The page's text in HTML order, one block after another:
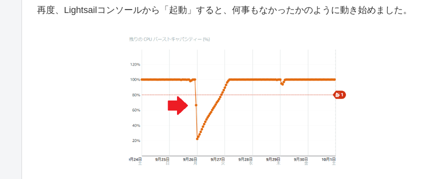
再度、Lightsailコンソールから「起動」すると、何事もなかったかのように動き始めました。